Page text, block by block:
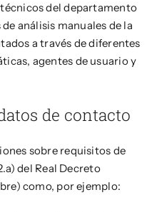
del departamento
análisis manuales de la
a través de diferentes
agentes de usuario y
de contacto
sobre requisitos de
del Real Decreto
como, por ejemplo: